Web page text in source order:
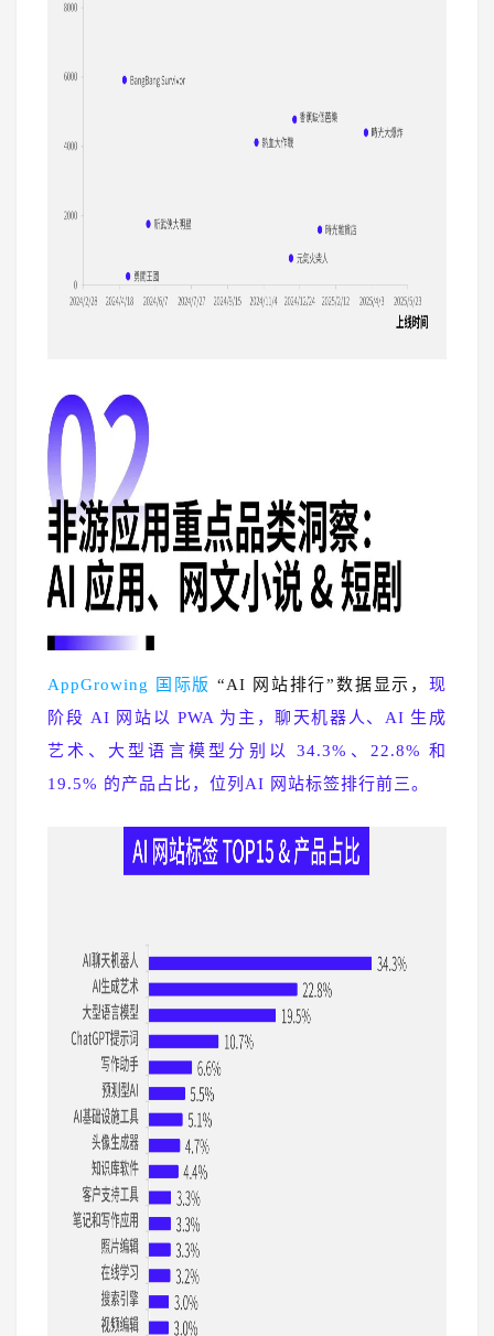
AppGrowing 国际版 “AI 网站排行”数据显示， 现
阶段 AI 网站以 PWA 为主，聊天机器人、AI 生成
艺术、大型语言模型分别以 34.3%、22.8% 和
19.5% 的产品占比，位列AI 网站标签排行前三。